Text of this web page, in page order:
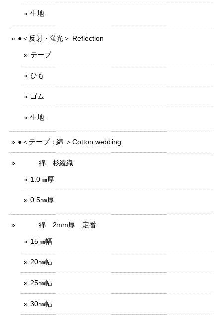
生地
●＜反射・蛍光＞ Reflection
テープ
ひも
ゴム
生地
●＜テープ：綿 ＞Cotton webbing
綿 杉綾織
1.0㎜厚
0.5㎜厚
綿 2mm厚 定番
15㎜幅
20㎜幅
25㎜幅
30㎜幅